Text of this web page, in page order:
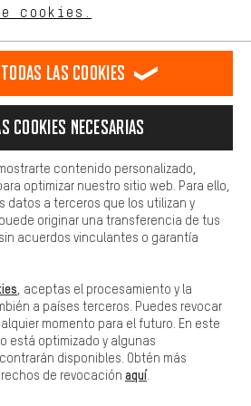
EN Deutsch
DE
de Aquisgrán Programa de afiliados
de datos Condiciones Generales
reportes Reciclaje de baterias
las cookies Ajusta el contraste
son en euros e sin MwSt, más
envío aEstados Unidos.
cookies.
creamos enlaces a plataformas de redes
proporcionarle más contenido e
a encontrar los productos adecuados.
y sencilla.
que puedas usar nuestro sitio web.
las cookies
cookies necesarias
contenido personalizado,
optimizar nuestro sitio web. Para ello,
datos a terceros que los utilizan y
originar una transferencia de tus
acuerdos vinculantes o garantía
, aceptas el procesamiento y la
a países terceros. Puedes revocar
momento para el futuro. En este
está optimizado y algunas
disponibles. Obtén más
de revocación aquí.